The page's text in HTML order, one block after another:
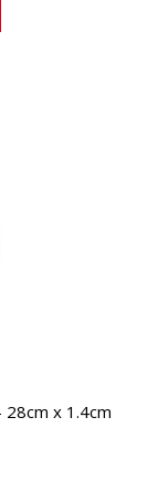
x 1.4cm